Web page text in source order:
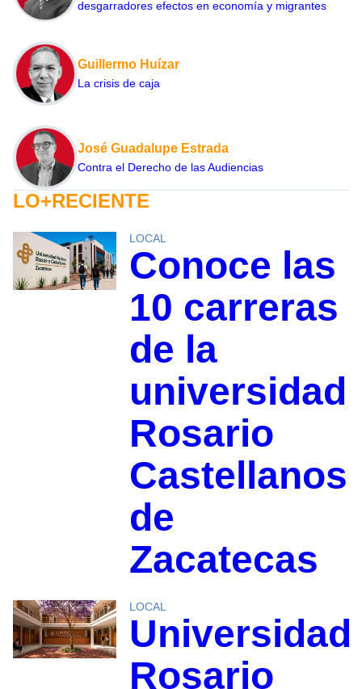
desgarradores efectos en economía y migrantes
Guillermo Huízar
La crisis de caja
José Guadalupe Estrada
Contra el Derecho de las Audiencias
LO+RECIENTE
LOCAL
Conoce las
10 carreras
de la
universidad
Rosario
Castellanos
de
Zacatecas
LOCAL
Universidad
Rosario